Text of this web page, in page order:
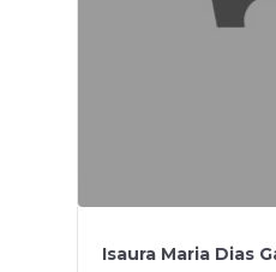
Isaura Maria Dias